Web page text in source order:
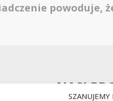
NASI